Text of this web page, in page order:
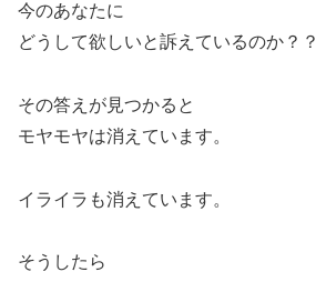
今のあなたに
どうして欲しいと訴えているのか？？
その答えが見つかると
モヤモヤは消えています。
イライラも消えています。
そうしたら